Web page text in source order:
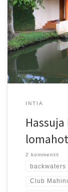
Kumarakomissa
superhitiksi. Club
resortissa voi
INTIA
2 kommentit
backwaters
Club